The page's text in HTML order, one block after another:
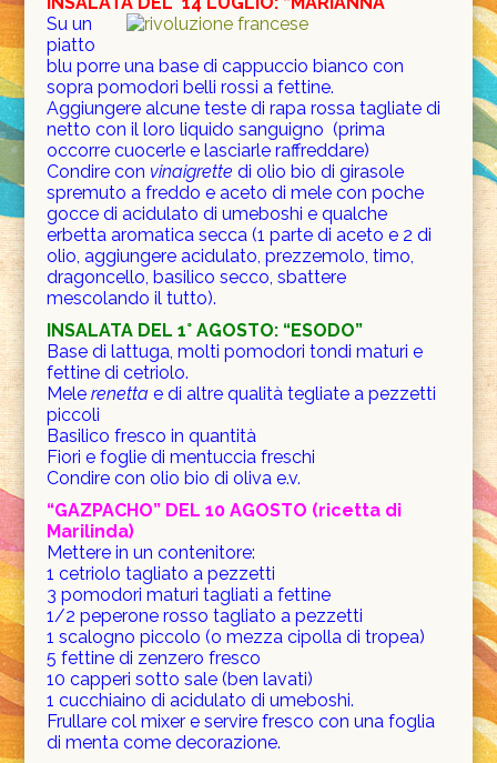
Su un
piatto
blu porre una base di cappuccio bianco con
sopra pomodori belli rossi a fettine.
Aggiungere alcune teste di rapa rossa tagliate di
netto con il loro liquido sanguigno (prima
occorre cuocerle e lasciarle raffreddare)
Condire con vinaigrette di olio bio di girasole
spremuto a freddo e aceto di mele con poche
gocce di acidulato di umeboshi e qualche
erbetta aromatica secca (1 parte di aceto e 2 di
olio, aggiungere acidulato, prezzemolo, timo,
dragoncello, basilico secco, sbattere
mescolando il tutto).
INSALATA DEL 1° AGOSTO: “ESODO”
Base di lattuga, molti pomodori tondi maturi e
fettine di cetriolo.
Melerenetta e di altre qualità tegliate a pezzetti
piccoli
Basilico fresco in quantità
Fiori e foglie di mentuccia freschi
Condire con olio bio di oliva e.v.
“GAZPACHO” DEL 10 AGOSTO (ricetta di
Marilinda)
Mettere in un contenitore:
1 cetriolo tagliato a pezzetti
3 pomodori maturi tagliati a fettine
1/2 peperone rosso tagliato a pezzetti
1 scalogno piccolo (o mezza cipolla di tropea)
5 fettine di zenzero fresco
10 capperi sotto sale (ben lavati)
1 cucchiaino di acidulato di umeboshi.
Frullare col mixer e servire fresco con una foglia
di menta come decorazione.